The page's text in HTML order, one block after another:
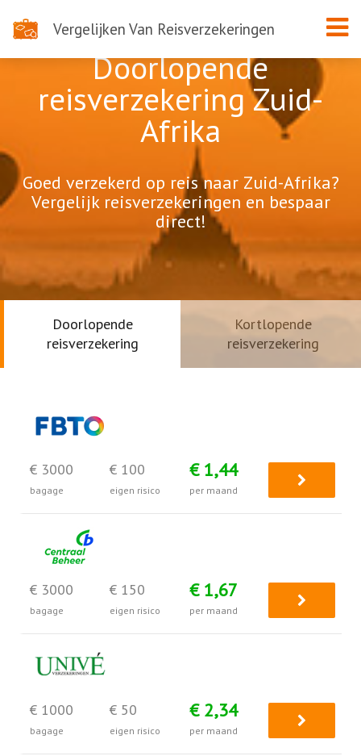
Vergelijken Van Reisverzekeringen
Doorlopende
reisverzekering Zuid-
Afrika
Goed verzekerd op reis naar Zuid-Afrika?
Vergelijk reisverzekeringen en bespaar
direct!
Doorlopende
reisverzekering
Kortlopende
reisverzekering
€ 3000
bagage
€ 100
eigen risico
€ 1,44
per maand
€ 3000
bagage
€ 150
eigen risico
€ 1,67
per maand
€ 1000
bagage
€ 50
eigen risico
€ 2,34
per maand